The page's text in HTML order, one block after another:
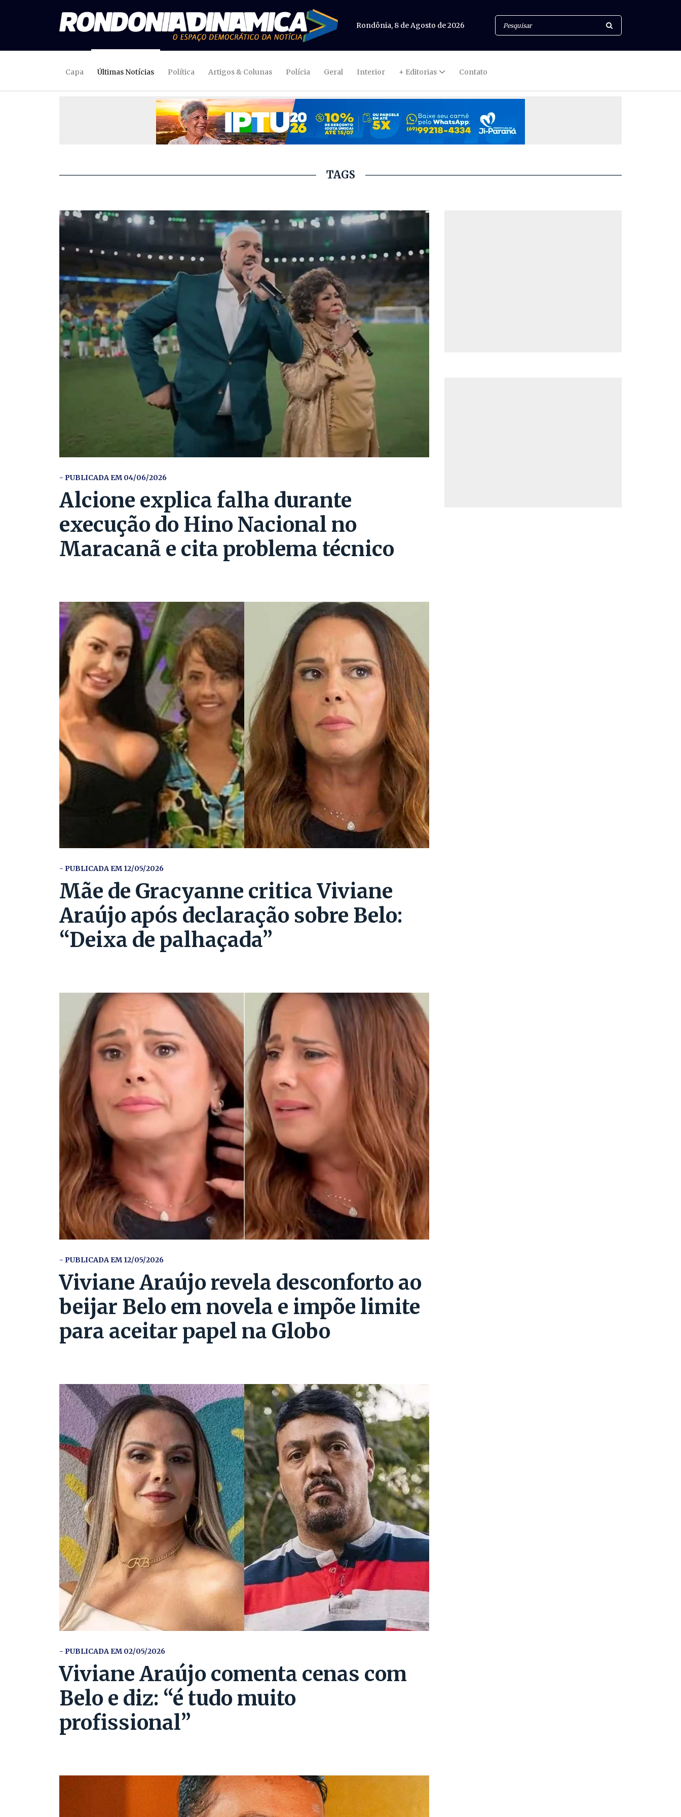
Rondônia, 8 de Agosto de 2026
Capa Últimas Notícias Política Artigos & Colunas Polícia Geral Interior + Editorias Contato
TAGS
- PUBLICADA EM 04/06/2026
Alcione explica falha durante
execução do Hino Nacional no
Maracanã e cita problema técnico
- PUBLICADA EM 12/05/2026
Mãe de Gracyanne critica Viviane
Araújo após declaração sobre Belo:
“Deixa de palhaçada”
- PUBLICADA EM 12/05/2026
Viviane Araújo revela desconforto ao
beijar Belo em novela e impõe limite
para aceitar papel na Globo
- PUBLICADA EM 02/05/2026
Viviane Araújo comenta cenas com
Belo e diz: “é tudo muito
profissional”